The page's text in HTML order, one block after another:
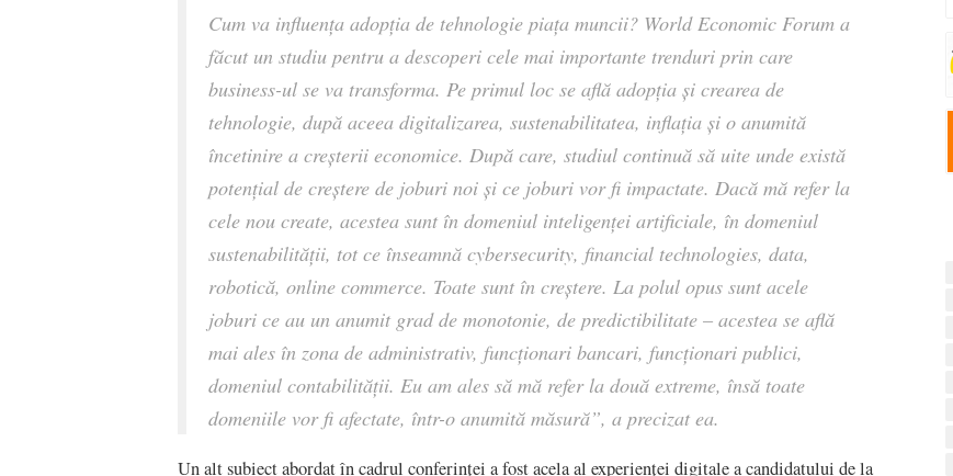
Cum va influența adopția de tehnologie piața muncii? World Economic Forum a
făcut un studiu pentru a descoperi cele mai importante trenduri prin care
business-ul se va transforma. Pe primul loc se află adopția și crearea de
tehnologie, după aceea digitalizarea, sustenabilitatea, inflația și o anumită
încetinire a creșterii economice. După care, studiul continuă să uite unde există
potențial de creștere de joburi noi și ce joburi vor fi impactate. Dacă mă refer la
cele nou create, acestea sunt în domeniul inteligenței artificiale, în domeniul
sustenabilității, tot ce înseamnă cybersecurity, financial technologies, data,
robotică, online commerce. Toate sunt în creștere. La polul opus sunt acele
joburi ce au un anumit grad de monotonie, de predictibilitate – acestea se află
mai ales în zona de administrativ, funcționari bancari, funcționari publici,
domeniul contabilității. Eu am ales să mă refer la două extreme, însă toate
domeniile vor fi afectate, într-o anumită măsură”, a precizat ea.
Un alt subiect abordat în cadrul conferinței a fost acela al experienței digitale a candidatului de la